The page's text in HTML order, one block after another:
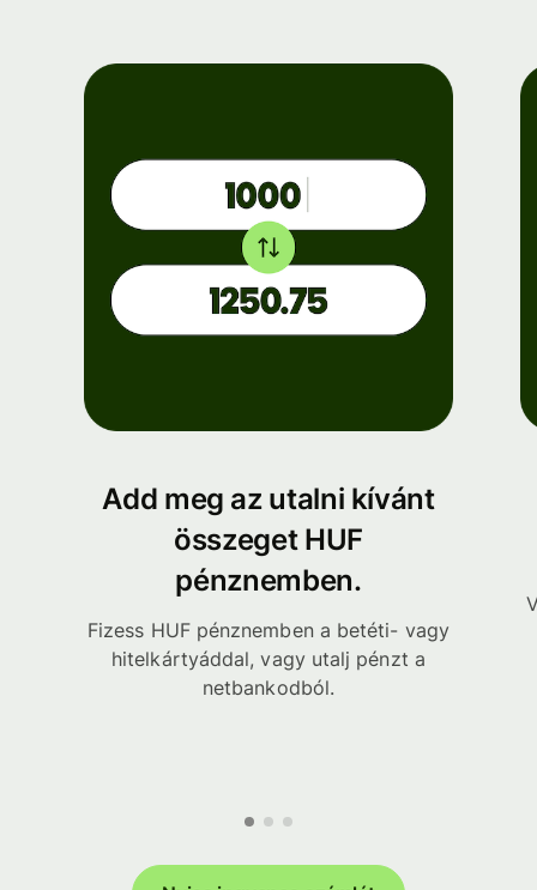
Add meg az utalni kívánt
összeget HUF
pénznemben.
Fizess HUF pénznemben a betéti- vagy
hitelkártyáddal, vagy utalj pénzt a
netbankodból.